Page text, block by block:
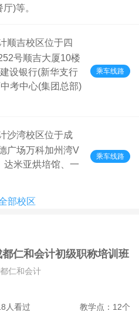
)等。
顺吉校区位于四
号顺吉大厦10楼
设银行(新华支行
考中心(集团总部)
乘车线路
沙湾校区位于成
广场万科加州湾V
达米亚烘培馆、一
乘车线路
部校区
都仁和会计初级职称培训班
人看过 教学点：12个
仁和会计